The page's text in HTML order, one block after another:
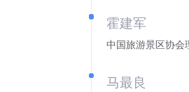
霍建军
中国旅游景区协会
马最良